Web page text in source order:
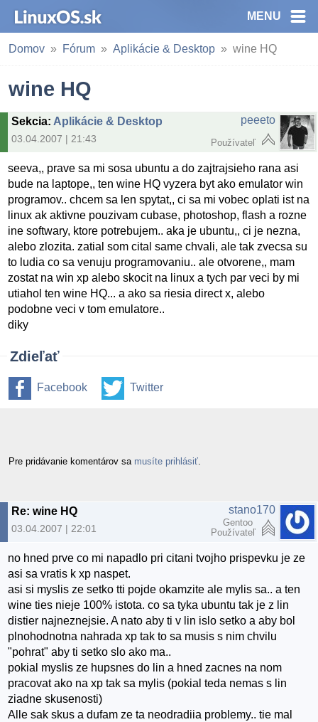
MENU
Domov Fórum Aplikácie & Desktop wine HQ
wine HQ
Sekcia: Aplikácie & Desktop
03.04.2007 | 21:43
peeeto
Používateľ
seeva,, prave sa mi sosa ubuntu a do zajtrajsieho rana asi
bude na laptope,, ten wine HQ vyzera byt ako emulator win
programov.. chcem sa len spytat,, ci sa mi vobec oplati ist na
linux ak aktivne pouzivam cubase, photoshop, flash a rozne
ine softwary, ktore potrebujem.. aka je ubuntu,, ci je nezna,
alebo zlozita. zatial som cital same chvali, ale tak zvecsa su
to ludia co sa venuju programovaniu.. ale otvorene,, mam
zostat na win xp alebo skocit na linux a tych par veci by mi
utiahol ten wine HQ... a ako sa riesia direct x, alebo
podobne veci v tom emulatore..
diky
Zdieľať
Facebook Twitter
Pre pridávanie komentárov sa musíte prihlásiť
Re: wine HQ
03.04.2007 | 22:01
stano170
Gentoo
Používateľ
no hned prve co mi napadlo pri citani tvojho prispevku je ze
asi sa vratis k xp naspet.
asi si myslis ze setko tti pojde okamzite ale mylis sa.. a ten
wine ties nieje 100% istota. co sa tyka ubuntu tak je z lin
distier najneznejsie. A nato aby ti v lin islo setko a aby bol
plnohodnotna nahrada xp tak to sa musis s nim chvilu
"pohrat" aby ti setko slo ako ma..
pokial myslis ze hupsnes do lin a hned zacnes na nom
pracovat ako na xp tak sa mylis (pokial teda nemas s lin
ziadne skusenosti)
Alle sak skus a dufam ze ta neodradiia problemy.. tie mal